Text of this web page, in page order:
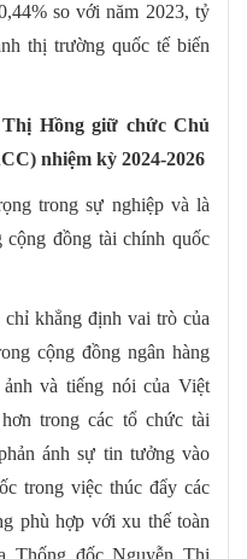
so với năm 2023, tỷ
thị trường quốc tế biến
Hồng giữ chức Chủ
nhiệm kỳ 2024-2026
trong sự nghiệp và là
đồng tài chính quốc
khẳng định vai trò của
cộng đồng ngân hàng
và tiếng nói của Việt
trong các tổ chức tài
ánh sự tin tưởng vào
trong việc thúc đẩy các
phù hợp với xu thế toàn